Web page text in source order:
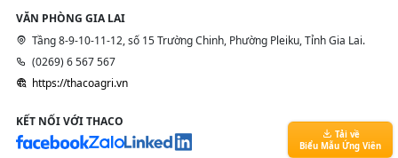
VĂN PHÒNG GIA LAI
Tầng 8-9-10-11-12, số 15 Trường Chinh, Phường Pleiku, Tỉnh Gia Lai.
(0269) 6 567 567
https://thacoagri.vn
KẾT NỐI VỚI THACO
Tải về
Biểu Mẫu Ứng Viên